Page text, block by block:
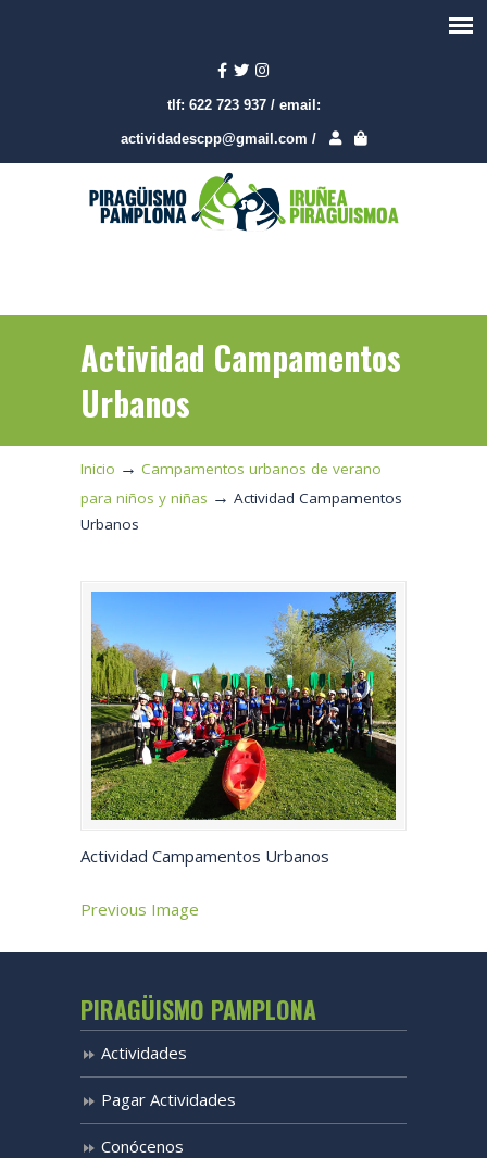
tlf: 622 723 937 / email:
actividadescpp@gmail.com /
Actividad Campamentos
Urbanos
Inicio → Campamentos urbanos de verano
para niños y niñas → Actividad Campamentos
Urbanos
Actividad Campamentos Urbanos
Previous Image
PIRAGÜISMO PAMPLONA
Actividades
Pagar Actividades
Conócenos